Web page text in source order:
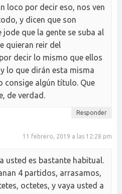
loco por decir eso, nos ven
y dicen que son
que la gente se suba al
quieran reir del
decir lo mismo que ellos
lo que dirán esta misma
consige algún título. Que
de verdad.
Responder
11 febrero, 2019 a las 12:28 pm
usted es bastante habitual.
4 partidos, arrasamos,
octetes, y vaya usted a